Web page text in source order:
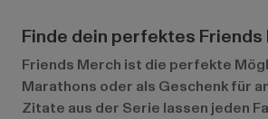
Finde dein perfektes Friends
Friends Merch ist die perfekte
Marathons oder als Geschenk für
Zitate aus der Serie lassen jeden